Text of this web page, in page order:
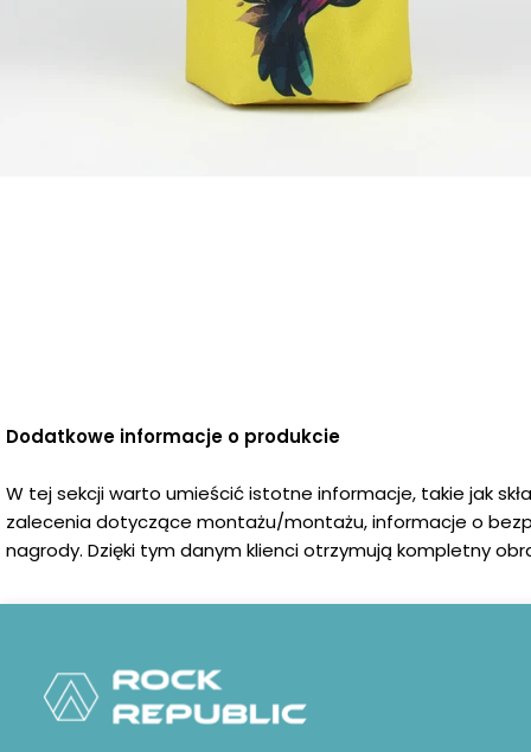
Dodatkowe informacje o produkcie
W tej sekcji warto umieścić istotne informacje, takie jak
zalecenia dotyczące montażu/montażu, informacje o
nagrody. Dzięki tym danym klienci otrzymują kompletny